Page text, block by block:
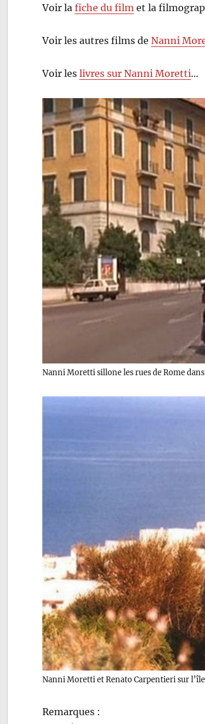
Voir lafiche du film et la
Voir les autres films deNanni
Voir leslivres sur Nanni Moretti…
Nanni Moretti sillone les rues de Rome
Nanni Moretti et Renato Carpentieri sur
Remarques :